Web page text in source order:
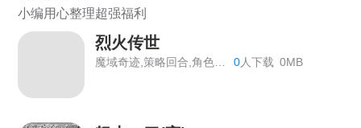
《狩猎幻想》线下返利
《战Online》首服开启
《维京传奇》线下返利终身累充
小编用心整理超强福利
烈火传世
魔域奇迹,策略回合,角色扮演 0人下载 0MB